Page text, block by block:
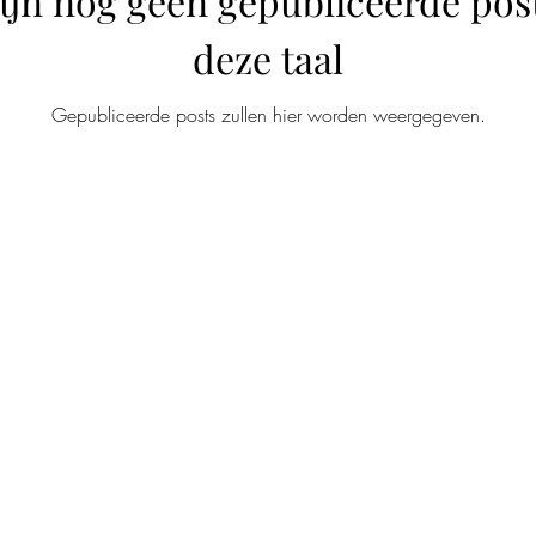
deze taal
Gepubliceerde posts zullen hier worden weergegeven.